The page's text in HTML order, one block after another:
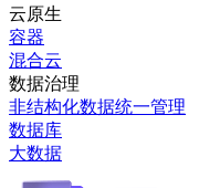
云原生
容器
混合云
数据治理
非结构化数据统一管理
数据库
大数据